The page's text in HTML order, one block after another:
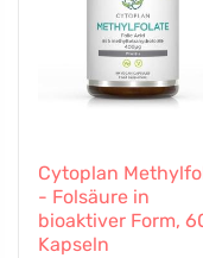
Cytoplan
- Folsäure in
bioaktiver Form,
Kapseln